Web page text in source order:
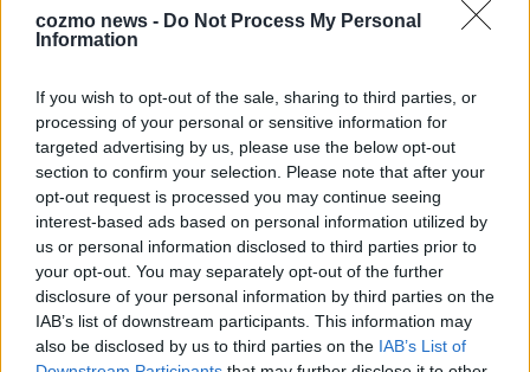
cozmo news - Do Not Process My Personal
Information
If you wish to opt-out of the sale, sharing to third parties, or
processing of your personal or sensitive information for
targeted advertising by us, please use the below opt-out
section to confirm your selection. Please note that after your
opt-out request is processed you may continue seeing
interest-based ads based on personal information utilized by
us or personal information disclosed to third parties prior to
your opt-out. You may separately opt-out of the further
disclosure of your personal information by third parties on the
IAB’s list of downstream participants. This information may
also be disclosed by us to third parties on the IAB’s List of
Wichtigste raus und bringen’s auf den Punkt.
TOP STORIES
Monaco, Sallys Café, Westernbrauerei – der
Europa-Park 2026 macht vieles neu
Juni 2026